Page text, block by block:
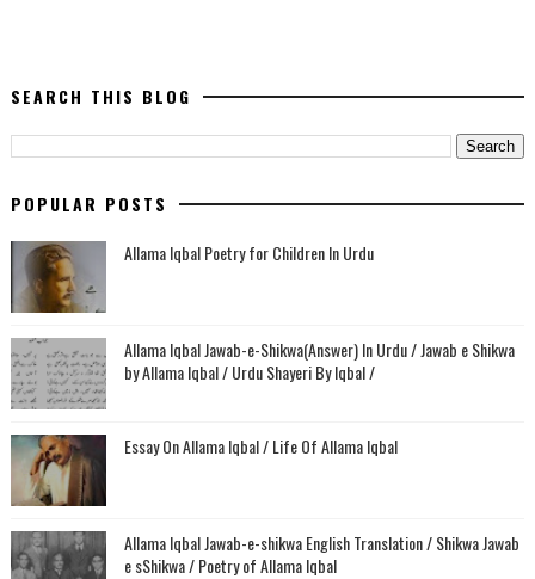
SEARCH THIS BLOG
POPULAR POSTS
Allama Iqbal Poetry for Children In Urdu
Allama Iqbal Jawab-e-Shikwa(Answer) In Urdu / Jawab e Shikwa
by Allama Iqbal / Urdu Shayeri By Iqbal /
Essay On Allama Iqbal / Life Of Allama Iqbal
Allama Iqbal Jawab-e-shikwa English Translation / Shikwa Jawab
e sShikwa / Poetry of Allama Iqbal